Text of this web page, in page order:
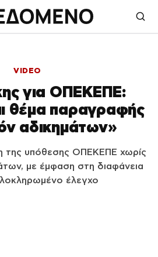
VIDEO
για ΟΠΕΚΕΠΕ:
θέμα παραγραφής
αδικημάτων»
της υπόθεσης ΟΠΕΚΕΠΕ χωρίς
με έμφαση στη διαφάνεια
έλεγχο